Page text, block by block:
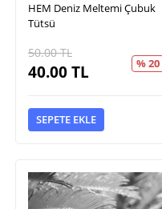
HEM Deniz Meltemi Çubuk
Tütsü
50.00TL
40.00TL % 20
SEPETE EKLE